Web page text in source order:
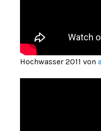
Hochwasser 2011 von